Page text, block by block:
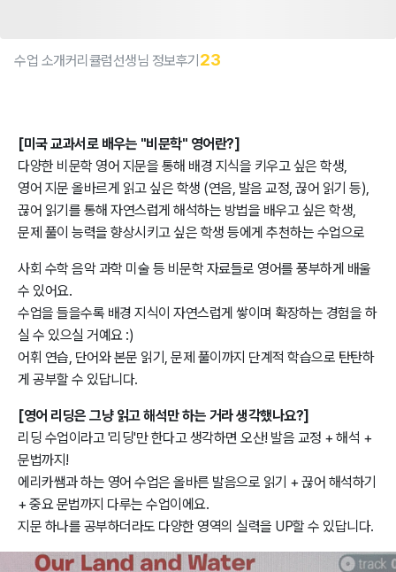
수업 소개커리큘럼선생님 정보후기 23
[미국 교과서로 배우는 "비문학" 영어란?]
다양한 비문학 영어 지문을 통해 배경 지식을 키우고 싶은 학생,
영어 지문 올바르게 읽고 싶은 학생 (연음, 발음 교정, 끊어 읽기 등),
끊어 읽기를 통해 자연스럽게 해석하는 방법을 배우고 싶은 학생,
문제 풀이 능력을 향상시키고 싶은 학생 등에게 추천하는 수업으로
사회 수학 음악 과학 미술 등 비문학 자료들로 영어를 풍부하게 배울
수 있어요.
수업을 들을수록 배경 지식이 자연스럽게 쌓이며 확장하는 경험을 하
실 수 있으실 거예요 :)
어휘 연습, 단어와 본문 읽기, 문제 풀이까지 단계적 학습으로 탄탄하
게 공부할 수 있답니다.
[영어 리딩은 그냥 읽고 해석만 하는 거라 생각했나요?]
리딩 수업이라고 '리딩'만 한다고 생각하면 오산! 발음 교정 + 해석 +
문법까지!
에리카쌤과 하는 영어 수업은 올바른 발음으로 읽기 + 끊어 해석하기
+ 중요 문법까지 다루는 수업이에요.
지문 하나를 공부하더라도 다양한 영역의 실력을 UP할 수 있답니다.